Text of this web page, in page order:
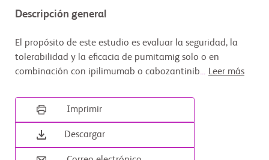
Descripción general
El propósito de este estudio es evaluar la seguridad, la
tolerabilidad y la eficacia de pumitamig solo o en
combinación con ipilimumab o cabozantinib... Leer más
Imprimir
Descargar